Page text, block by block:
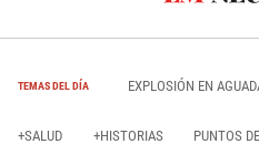
TEMAS DEL DÍA EXPLOSIÓN EN
+SALUD +HISTORIAS PUNTOS